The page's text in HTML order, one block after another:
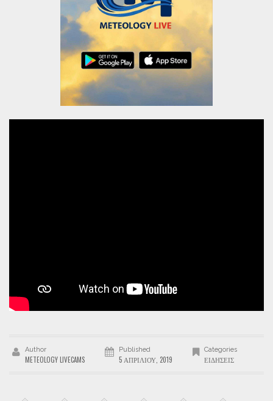
Author
METEOLOGY LIVECAMS
Published
5 ΑΠΡΙΛΊΟΥ, 2019
Categories
ΕΙΔΉΣΕΙΣ